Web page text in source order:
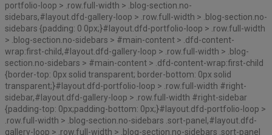
portfolio-loop > .row.full-width > .blog-section.no-
sidebars,#layout.dfd-gallery-loop > .row.full-width > .blog-section.no-
sidebars {padding: 0 0px;}#layout.dfd-portfolio-loop > .row.full-width
> .blog-section.no-sidebars > #main-content > .dfd-content-
wrap:first-child,#layout.dfd-gallery-loop > .row.full-width > .blog-
section.no-sidebars > #main-content > .dfd-content-wrap:first-child
{border-top: 0px solid transparent; border-bottom: 0px solid
transparent;}#layout.dfd-portfolio-loop > .row.full-width #right-
sidebar,#layout.dfd-gallery-loop > .row.full-width #right-sidebar
{padding-top: 0px;padding-bottom: 0px;}#layout.dfd-portfolio-loop >
.row.full-width > .blog-section.no-sidebars .sort-panel,#layout.dfd-
gallery-loop > .row.full-width > .blog-section.no-sidebars .sort-panel